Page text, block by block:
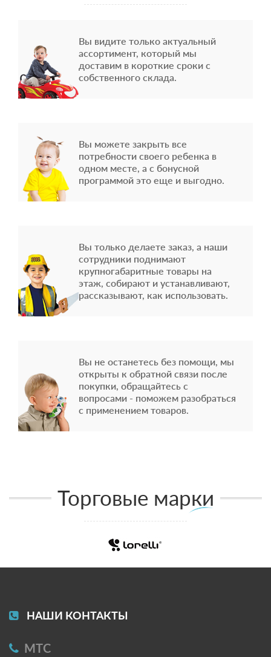
Вы видите только актуальный
ассортимент, который мы
доставим в короткие сроки с
собственного склада.
Вы можете закрыть все
потребности своего ребенка в
одном месте, а с бонусной
программой это еще и выгодно.
Вы только делаете заказ, а наши
сотрудники поднимают
крупногабаритные товары на
этаж, собирают и устанавливают,
рассказывают, как использовать.
Вы не останетесь без помощи, мы
открыты к обратной связи после
покупки, обращайтесь с
вопросами - поможем разобраться
с применением товаров.
Торговые марки
НАШИ КОНТАКТЫ
МТС